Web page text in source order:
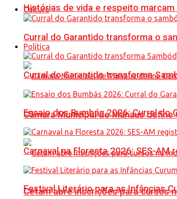
Histórias de vida e respeito
Política
Câmara Municipal de Manaus
Cetam abre inscrições para cursos
Cultura
Curral do Garantido transforma o
Curral do Garantido transforma
Ensaio dos Bumbás 2026: Curral
Carnaval na Floresta 2026: SES-
Festival Literário para as Infâncias